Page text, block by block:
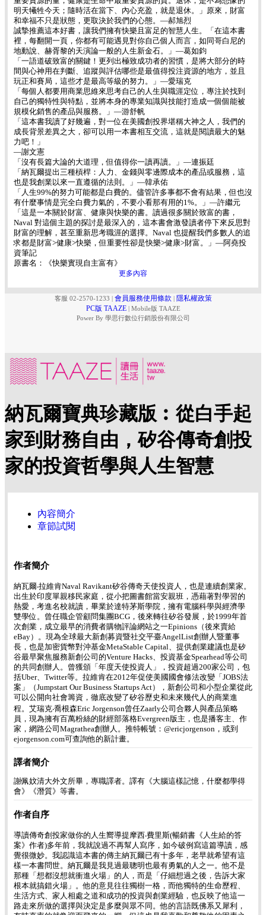
明天犧牲今天；隨時活在當下、內心充盈，就是退休。」原來，財富
和幸福不只是狀態，更取決於我們的心態。—郝旭烈
誠摯推薦這本好書，讓我們擁有快樂且富足的智慧人生。「在這本書
裡，每翻開一頁，你都有可能遇見對你自己個人而言，如同哥白尼的
地動說、赫胥黎的天演論一般的人生新金石。」—葛如鈞
「一語道破致富的關鍵！更列出極致成功者的習慣，是將大部分的時
間與心神用在判斷、追蹤與評估哪些是最值得投注資源的地方，並且
玩正和賽局，這些才是最高等級的努力。」—愛瑞克
「每個人都要用商業思維來思考自己的人生與職涯定位，專注於找到
自己的獨特性與特點，並將本身的專業知識與技能打造成一個個能被
規模化銷售的產品與服務。」—游舒帆
「這本書我讀了好幾遍，對一位在美國創投界堪稱大神之人，我們的
成長背景差異之大，卻可以用一本書相互交流，這就是閱讀最大的魅
力吧！」
—謝文憲
「沒有長篇大論的大道理，但值得你一讀再讀。」—連振廷
「納瓦爾提出三種槓桿：人力、金錢與零邊際成本的產品或服務，這
也是我創業以來一直遵循的法則。」—韓承佑
「人生99%的努力可能都是白費的。儘管許多事都不會有結果，但也沒
有什麼事情是完全白費力氣的，不要小看那有用的1%。」—許繼元
「這是一本關於財富、健康與快樂的書。讀過很多關於致富的書，
Naval 對這個主題的探討是最深入的，這本書會激發讀者停下來反思對
財富的理解，甚至重新思考職涯的選擇。Naval 也提醒我們多數人的追
求都是財富>健康>快樂，但重要性卻是快樂>健康>財富。」—阿堯投
資筆記
原書名：《快樂實現自主富有》
更多內容
客服 02-2570-1233 | 會員服務使用條款 | 隱私權政策
PC版 TAAZE | Mobile版 TAAZE
Power By 學思行數位行銷股份有限公司
納瓦爾寶典珍藏版︰從白手起
家到財務自由，矽谷傳奇創投
家的投資哲學與人生智慧
內容簡介
章節試閱
作者簡介
納瓦爾‧拉維肯Naval Ravikant矽谷傳奇天使投資人，也是連續創業家。
出生於印度單親移民家庭，從小把圖書館當安親班，憑藉著對學習的
熱愛，考進名校就讀，畢業於達特茅斯學院，擁有電腦科學與經濟學
雙學位。曾任職企管顧問集團BCG，後來轉往矽谷發展，於1999年首
次創業，成立最早的消費者購物評論網站之一Epinions（後來賣給
eBay）。現為全球最大新創募資暨社交平臺AngelList創辦人暨董事
長，也是加密貨幣對沖基金MetaStable Capital、提供創業建議也是矽
谷最早聚焦服務新創公司的Venture Hacks、投資基金Spearhead等公司
的共同創辦人。曾獲頒「年度天使投資人」，投資超過200家公司，包
括Uber、Twitter等。拉維肯在2012年促使美國國會修法改變「JOBS法
案」（Jumpstart Our Business Startups Act），新創公司和小型企業從此
可以公開向社會籌資，徹底改變了矽谷歷史和未來幾代人的商業進
程。艾瑞克‧喬根森Eric Jorgenson曾任Zaarly公司合夥人與產品策略
員，現為擁有百萬粉絲的財經部落格Evergreen版主，也是播客主、作
家，網路公司Magrathea創辦人。推特帳號：@ericjorgenson，或到
ejorgenson.com可查詢他的新計畫。
譯者簡介
謝佩妏清大外文所畢，專職譯者。譯有《大腦這樣記憶，什麼都學得
會》《潛質》等書。
作者自序
導讀傳奇創投家做你的人生嚮導提摩西‧費里斯(暢銷書《人生給的答
案》作者)多年前，我就說過不再幫人寫序，如今破例寫這篇導讀，感
覺很微妙。我認識這本書的傳主納瓦爾已有十多年，老早就希望有這
樣一本書問世。納瓦爾是我見過最聰明也最有勇氣的人之一。他不是
那種「想都沒想就衝進火場」的人，而是「仔細想過之後，告訴大家
根本就搞錯火場」。他的意見往往獨樹一格，而他獨特的生命歷程、
生活方式、家人相處之道和成功的投資與創業經驗，也反映了他這一
路走來所做的選擇與決定是多麼與眾不同。他的言語既佛系又犀利，